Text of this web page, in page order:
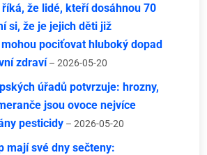
že lidé, kteří dosáhnou 70
si, že je jejich děti již
pociťovat hluboký dopad
zdraví – 2026-05-20
úřadů potvrzuje: hrozny,
jsou ovoce nejvíce
pesticidy – 2026-05-20
mají své dny sečteny: